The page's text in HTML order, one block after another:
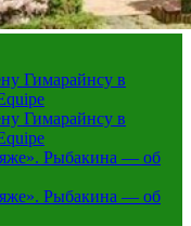
Гимарайнсу в
Гимарайнсу в
Рыбакина — об
Рыбакина — об